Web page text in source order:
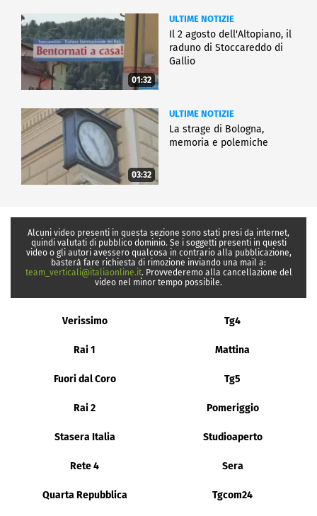
01:32
ULTIME NOTIZIE
Il 2 agosto dell'Altopiano, il
raduno di Stoccareddo di
Gallio
03:32
ULTIME NOTIZIE
La strage di Bologna,
memoria e polemiche
Alcuni video presenti in questa sezione sono stati presi da internet,
quindi valutati di pubblico dominio. Se i soggetti presenti in questi
video o gli autori avessero qualcosa in contrario alla pubblicazione,
basterà fare richiesta di rimozione inviando una mail a:
team_verticali@italiaonline.it. Provvederemo alla cancellazione del
video nel minor tempo possibile.
Verissimo Tg4
Rai 1 Mattina
Fuori dal Coro Tg5
Rai 2 Pomeriggio
Stasera Italia Studioaperto
Rete 4 Sera
Quarta Repubblica Tgcom24